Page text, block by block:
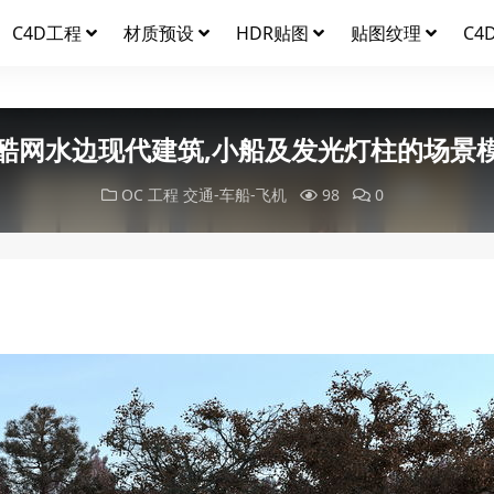
C4D工程 材质预设 HDR贴图 贴图纹理
网水边现代建筑,小船及发光灯柱的场景
OC 工程 交通-车船-飞机 98 0